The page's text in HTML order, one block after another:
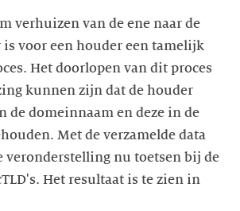
verhuizen van de ene naar de
is voor een houder een tamelijk
Het doorlopen van dit proces
kunnen zijn dat de houder
de domeinnaam en deze in de
Met de verzamelde data
veronderstelling nu toetsen bij de
Het resultaat is te zien in